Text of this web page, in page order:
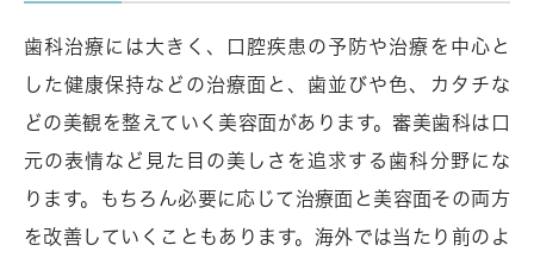
歯科治療には大きく、口腔疾患の予防や治療を中心と
した健康保持などの治療面と、歯並びや色、カタチな
どの美観を整えていく美容面があります。審美歯科は口
元の表情など見た目の美しさを追求する歯科分野にな
ります。もちろん必要に応じて治療面と美容面その両方
を改善していくこともあります。海外では当たり前のよ